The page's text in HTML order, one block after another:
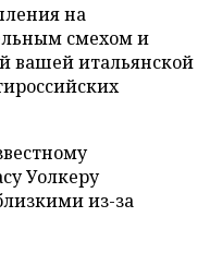
на
смехом и
вашей итальянской
Уолкеру
из-за